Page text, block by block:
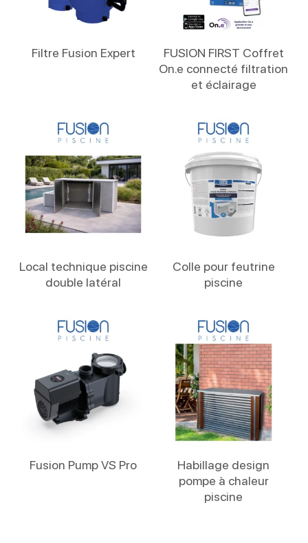
Filtre Fusion Expert
FUSION FIRST Coffret
On.e connecté filtration
et éclairage
Local technique piscine
double latéral
Colle pour feutrine
piscine
Fusion Pump VS Pro
Habillage design
pompe à chaleur
piscine